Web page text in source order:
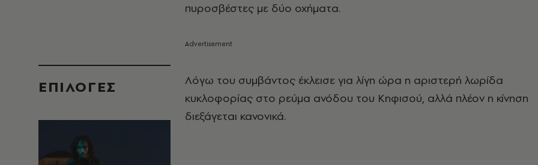
EΠΙΛΟΓΈΣ
πυροσβέστες με δύο οχήματα.
Λόγω του συμβάντος έκλεισε για λίγη ώρα η αριστερή λωρίδα
κυκλοφορίας στο ρεύμα ανόδου του Κηφισού, αλλά πλέον η κίνηση
διεξάγεται κανονικά.